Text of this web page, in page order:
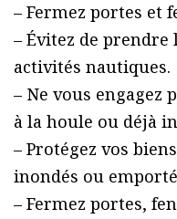
– Fermez portes et
– Évitez de
activités nautiques.
– Ne vous engagez
à la houle ou déjà
– Protégez vos
inondés ou
– Fermez portes,